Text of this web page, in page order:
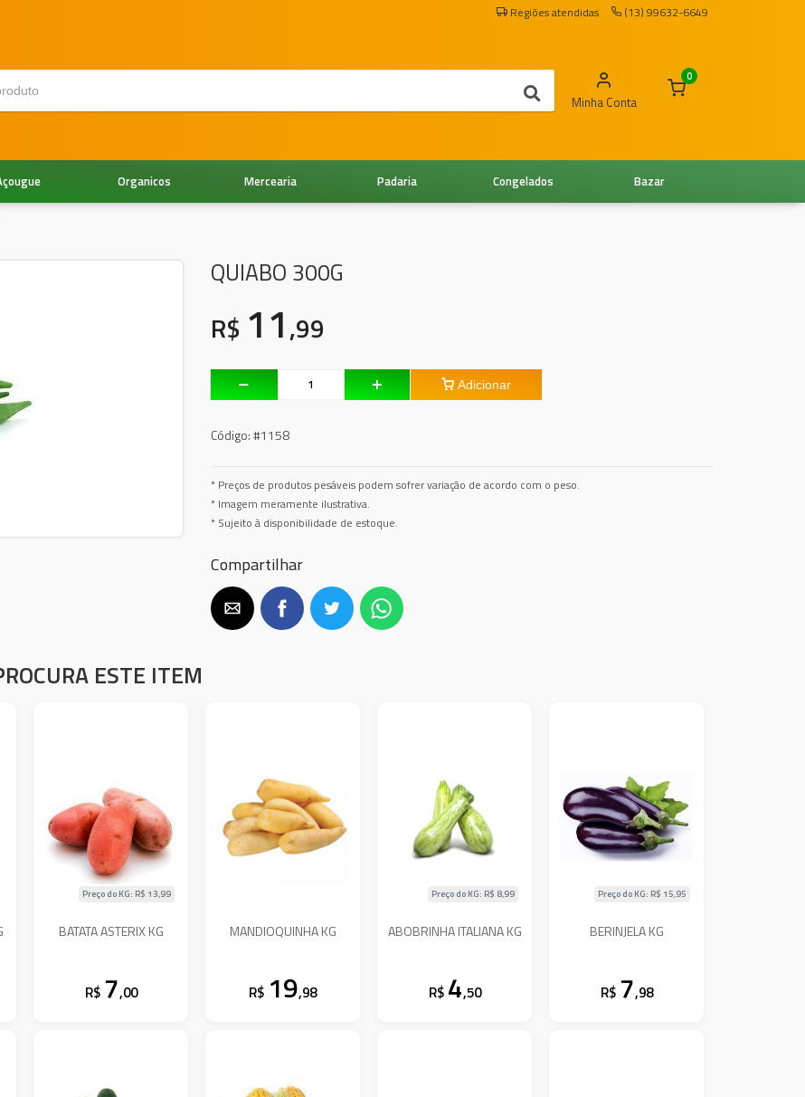
Regiões atendidas (13) 99632-6649
Minha Conta
0
Bazar
Congelados
Padaria
Mercearia
Organicos
QUIABO 300G
R$ 11,99
Adicionar
Código:#1158
* Preços de produtos pesáveis podem sofrer variação de acordo com o peso.
* Imagem meramente ilustrativa.
* Sujeito à disponibilidade de estoque.
Compartilhar
ESTE ITEM
BATATA ASTERIX KG
Preço do KG: R$ 13,99
R$ 7,00
MANDIOQUINHA KG
R$ 19,98
ABOBRINHA ITALIANA KG
Preço do KG: R$ 8,99
R$ 4,50
BERINJELA KG
Preço do KG: R$ 15,95
R$ 7,98